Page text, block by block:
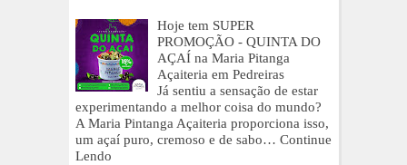
Hoje tem SUPER
PROMOÇÃO - QUINTA DO
AÇAÍ na Maria Pitanga
Açaiteria em Pedreiras
Já sentiu a sensação de estar
experimentando a melhor coisa do mundo?
A Maria Pintanga Açaiteria proporciona isso,
um açaí puro, cremoso e de sabo… Continue
Lendo